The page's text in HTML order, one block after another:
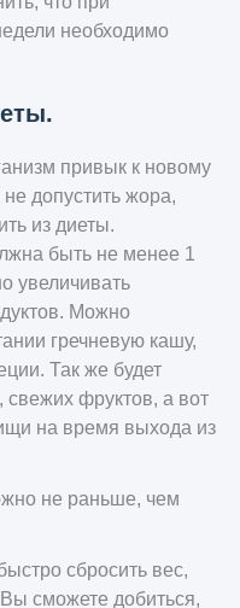
необходимо
привык к новому
допустить жора,
из диеты.
быть не менее 1
увеличивать
Можно
гречневую кашу,
Так же будет
свежих фруктов, а вот
на время выхода из
не раньше, чем
сбросить вес,
сможете добиться,